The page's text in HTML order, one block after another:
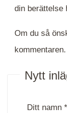
din berättelse
Om du så
Nytt
Ditt namn *